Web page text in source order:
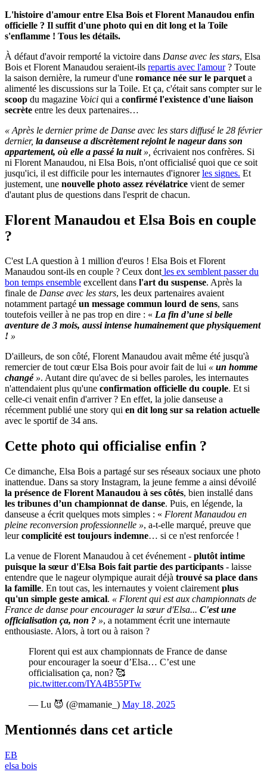
L'histoire d'amour entre Elsa Bois et Florent Manaudou enfin
officielle ? Il suffit d'une photo qui en dit long et la Toile
s'enflamme ! Tous les détails.
À défaut d'avoir remporté la victoire dans Danse avec les stars, Elsa
Bois et Florent Manaudou seraient-ils repartis avec l'amour? Toute
la saison dernière, la rumeur d'une romance née sur le parquet a
alimenté les discussions sur la Toile. Et ça, c'était sans compter sur le
scoop du magazine Voici qui a confirmé l'existence d'une liaison
secrète entre les deux partenaires…
« Après le dernier prime de Danse avec les stars diffusé le 28 février
dernier, la danseuse a discrètement rejoint le nageur dans son
appartement, où elle a passé la nuit», écrivaient nos confrères. Si
ni Florent Manaudou, ni Elsa Bois, n'ont officialisé quoi que ce soit
jusqu'ici, il est difficile pour les internautes d'ignorerles signes. Et
justement, une nouvelle photo assez révélatrice vient de semer
d'autant plus de questions dans l'esprit de chacun.
Florent Manaudou et Elsa Bois en couple
?
C'est LA question à 1 million d'euros ! Elsa Bois et Florent
Manaudou sont-ils en couple ? Ceux dontles ex semblent passer du
bon temps ensemble excellent dans l'art du suspense. Après la
finale de Danse avec les stars, les deux partenaires avaient
notamment partagé un message commun lourd de sens, sans
toutefois veiller à ne pas trop en dire : « La fin d’une si belle
aventure de 3 mois, aussi intense humainement que physiquement
! »
D'ailleurs, de son côté, Florent Manaudou avait même été jusqu'à
remercier de tout cœur Elsa Bois pour avoir fait de lui « un homme
changé ». Autant dire qu'avec de si belles paroles, les internautes
n'attendaient plus qu'une confirmation officielle du couple. Et si
celle-ci venait enfin d'arriver ? En effet, la jolie danseuse a
récemment publié une story qui en dit long sur sa relation actuelle
avec le sportif de 34 ans.
Cette photo qui officialise enfin ?
Ce dimanche, Elsa Bois a partagé sur ses réseaux sociaux une photo
inattendue. Dans sa story Instagram, la jeune femme a ainsi dévoilé
la présence de Florent Manaudou à ses côtés, bien installé dans
les tribunes d’un championnat de danse. Puis, en légende, la
danseuse a écrit quelques mots simples : « Florent Manaudou en
pleine reconversion professionnelle », a-t-elle marqué, preuve que
leurcomplicité est toujours indemne… si ce n'est renforcée !
La venue de Florent Manaudou à cet événement - plutôt intime
puisque la sœur d'Elsa Bois fait partie des participants - laisse
entendre que le nageur olympique aurait déjà trouvé sa place dans
la famille. En tout cas, les internautes y voient clairement plus
qu'un simple geste amical. « Florent qui est aux championnats de
France de danse pour encourager la sœur d'Elsa... C'est une
officialisation ça, non ? », a notamment écrit une internaute
enthousiaste. Alors, à tort ou à raison ?
Florent qui est aux championnats de France de danse
pour encourager la soeur d’Elsa… C’est une
officialisation ça, non? 🥰
pic.twitter.com/IYA4B55PTw
— Lu 😈 (@mamanie_) May 18, 2025
Mentionnés dans cet article
EB
elsa bois